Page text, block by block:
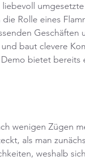
Rolle eines
Geschäften
baut clevere
bietet bereits
wenigen Zügen
als man
weshalb